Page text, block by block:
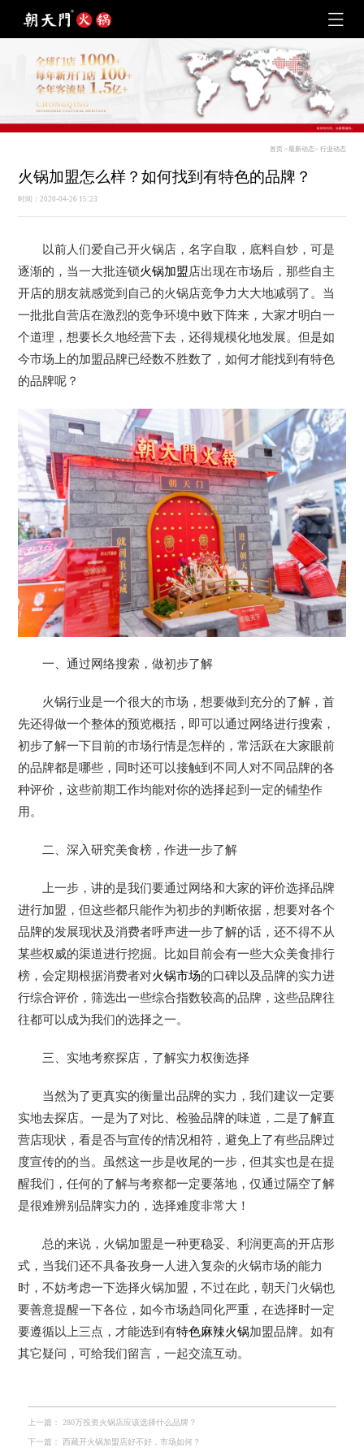
首页 >最新动态> 行业动态
火锅加盟怎么样？如何找到有特色的品牌？
时间：2020-04-26 15:23
以前人们爱自己开火锅店，名字自取，底料自炒，可是
逐渐的，当一大批连锁火锅加盟店出现在市场后，那些自主
开店的朋友就感觉到自己的火锅店竞争力大大地减弱了。当
一批批自营店在激烈的竞争环境中败下阵来，大家才明白一
个道理，想要长久地经营下去，还得规模化地发展。但是如
今市场上的加盟品牌已经数不胜数了，如何才能找到有特色
的品牌呢？
一、通过网络搜索，做初步了解
火锅行业是一个很大的市场，想要做到充分的了解，首
先还得做一个整体的预览概括，即可以通过网络进行搜索，
初步了解一下目前的市场行情是怎样的，常活跃在大家眼前
的品牌都是哪些，同时还可以接触到不同人对不同品牌的各
种评价，这些前期工作均能对你的选择起到一定的铺垫作
用。
二、深入研究美食榜，作进一步了解
上一步，讲的是我们要通过网络和大家的评价选择品牌
进行加盟，但这些都只能作为初步的判断依据，想要对各个
品牌的发展现状及消费者呼声进一步了解的话，还不得不从
某些权威的渠道进行挖掘。比如目前会有一些大众美食排行
榜，会定期根据消费者对火锅市场的口碑以及品牌的实力进
行综合评价，筛选出一些综合指数较高的品牌，这些品牌往
往都可以成为我们的选择之一。
三、实地考察探店，了解实力权衡选择
当然为了更真实的衡量出品牌的实力，我们建议一定要
实地去探店。一是为了对比、检验品牌的味道，二是了解直
营店现状，看是否与宣传的情况相符，避免上了有些品牌过
度宣传的的当。虽然这一步是收尾的一步，但其实也是在提
醒我们，任何的了解与考察都一定要落地，仅通过隔空了解
是很难辨别品牌实力的，选择难度非常大！
总的来说，火锅加盟是一种更稳妥、利润更高的开店形
式，当我们还不具备孜身一人进入复杂的火锅市场的能力
时，不妨考虑一下选择火锅加盟，不过在此，朝天门火锅也
要善意提醒一下各位，如今市场趋同化严重，在选择时一定
要遵循以上三点，才能选到有特色麻辣火锅加盟品牌。如有
其它疑问，可给我们留言，一起交流互动。
上一篇： 280万投资火锅店应该选择什么品牌？
下一篇： 西藏开火锅加盟店好不好，市场如何？